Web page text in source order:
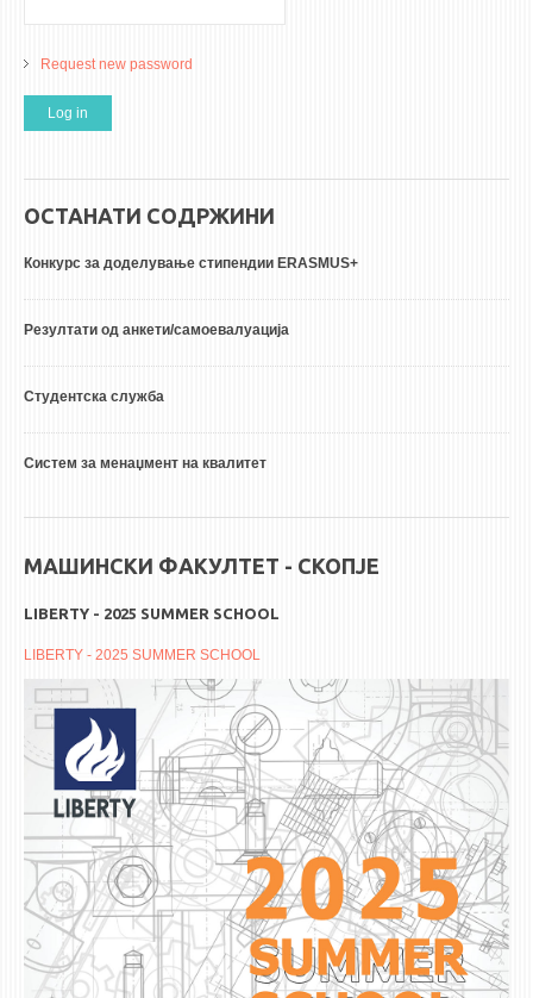
Request new password
ОСТАНАТИ СОДРЖИНИ
Конкурс за доделување стипендии ERASMUS+
Резултати од анкети/самоевалуација
Студентска служба
Систем за менаџмент на квалитет
МАШИНСКИ ФАКУЛТЕТ - СКОПЈЕ
LIBERTY - 2025 SUMMER SCHOOL
LIBERTY - 2025 SUMMER SCHOOL